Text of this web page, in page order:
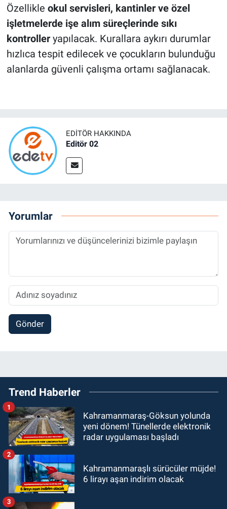
Özellikle okul servisleri, kantinler ve özel
işletmelerde işe alım süreçlerinde sıkı
kontrolleryapılacak. Kurallara aykırı durumlar
hızlıca tespit edilecek ve çocukların bulunduğu
alanlarda güvenli çalışma ortamı sağlanacak.
EDITÖR HAKKINDA
Editör 02
Yorumlar
Gönder
Trend Haberler
Kahramanmaraş-Göksun yolunda
yeni dönem! Tünellerde elektronik
radar uygulaması başladı
1
Kahramanmaraşlı sürücüler müjde!
6 lirayı aşan indirim olacak
2
3